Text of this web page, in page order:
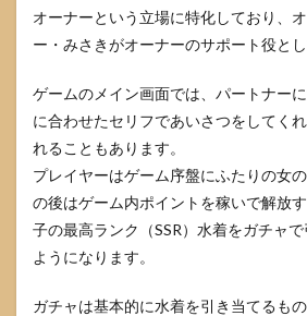
オーナーという立場に特化しており、
ー・みさきがオーナーのサポート役とし
ゲームのメイン画面では、パートナー
に合わせたセリフであいさつをしてく
れることもあります。
プレイヤーはゲーム序盤にふたりの女
の後はゲーム内ポイントを稼いで解放
子の最高ランク（SSR）水着をガチャ
ようになります。
ガチャは基本的に水着を引き当てるも